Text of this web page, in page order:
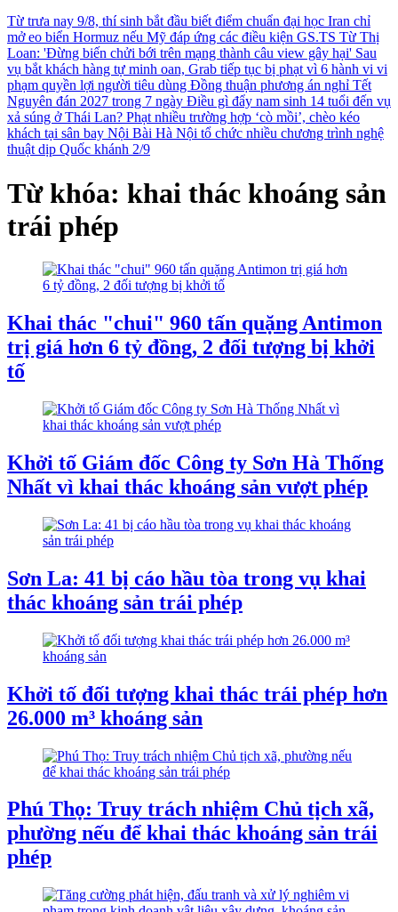
Từ trưa nay 9/8, thí sinh bắt đầu biết điểm chuẩn đại học Iran chỉ
mở eo biển Hormuz nếu Mỹ đáp ứng các điều kiện GS.TS Từ Thị
Loan: 'Đừng biến chửi bới trên mạng thành câu view gây hại' Sau
vụ bắt khách hàng tự minh oan, Grab tiếp tục bị phạt vì 6 hành vi vi
phạm quyền lợi người tiêu dùng Đồng thuận phương án nghỉ Tết
Nguyên đán 2027 trong 7 ngày Điều gì đẩy nam sinh 14 tuổi đến vụ
xả súng ở Thái Lan? Phạt nhiều trường hợp ‘cò mồi’, chèo kéo
khách tại sân bay Nội Bài Hà Nội tổ chức nhiều chương trình nghệ
thuật dịp Quốc khánh 2/9
Từ khóa: khai thác khoáng sản
trái phép
Khai thác "chui" 960 tấn quặng Antimon
trị giá hơn 6 tỷ đồng, 2 đối tượng bị khởi
tố
Khởi tố Giám đốc Công ty Sơn Hà Thống
Nhất vì khai thác khoáng sản vượt phép
Sơn La: 41 bị cáo hầu tòa trong vụ khai
thác khoáng sản trái phép
Khởi tố đối tượng khai thác trái phép hơn
26.000 m³ khoáng sản
Phú Thọ: Truy trách nhiệm Chủ tịch xã,
phường nếu để khai thác khoáng sản trái
phép